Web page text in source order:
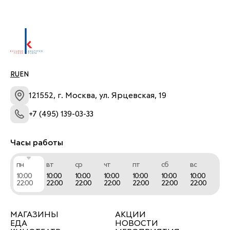
RU EN
121552, г. Москва, ул. Ярцевская, 19
+7 (495) 139-03-33
Часы работы
пн
10:00
22:00
вт
10:00
22:00
ср
10:00
22:00
чт
10:00
22:00
пт
10:00
22:00
сб
10:00
22:00
вс
10:00
22:00
МАГАЗИНЫ
ЕДА
АКЦИИ
НОВОСТИ